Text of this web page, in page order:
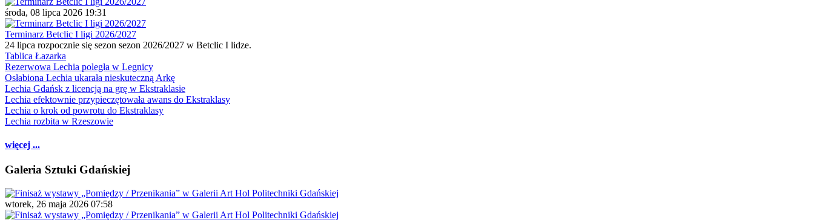
środa, 08 lipca 2026 19:31
Terminarz Betclic I ligi 2026/2027
24 lipca rozpocznie się sezon sezon 2026/2027 w Betclic I lidze.
Tablica Łazarka
Rezerwowa Lechia poległa w Legnicy
Osłabiona Lechia ukarała nieskuteczną Arkę
Lechia Gdańsk z licencją na grę w Ekstraklasie
Lechia efektownie przypieczętowała awans do Ekstraklasy
Lechia o krok od powrotu do Ekstraklasy
Lechia rozbita w Rzeszowie
więcej ...
Galeria Sztuki Gdańskiej
wtorek, 26 maja 2026 07:58